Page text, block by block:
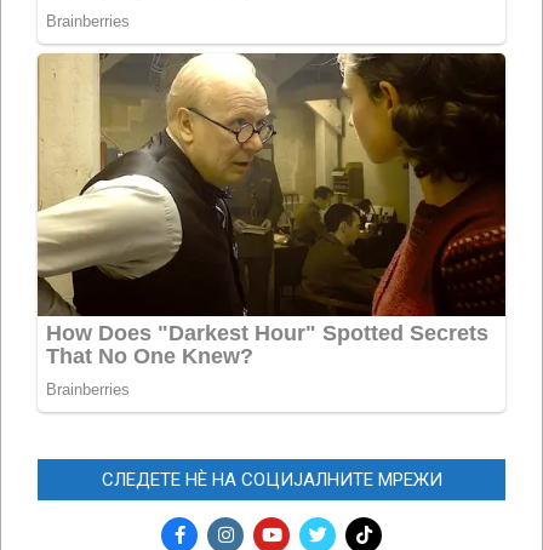
СЛЕДЕТЕ НЀ НА СОЦИЈАЛНИТЕ МРЕЖИ